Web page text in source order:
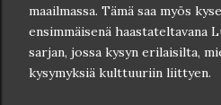
maailmassa. Tämä saa myös
ensimmäisenä haastateltavana
sarjan, jossa kysyn erilaisilta,
kysymyksiä kulttuuriin liittyen.